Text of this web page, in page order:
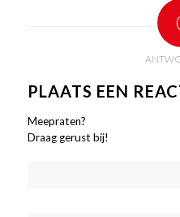
PLAATS EEN
Meepraten?
Draag gerust bij!